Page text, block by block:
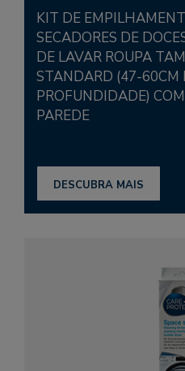
KIT DE EMPILHAMENTO PARA
SECADORES DE
DE LAVAR ROUPA
STANDARD (47-60CM
PROFUNDIDADE)
PAREDE
DESCUBRA MAIS